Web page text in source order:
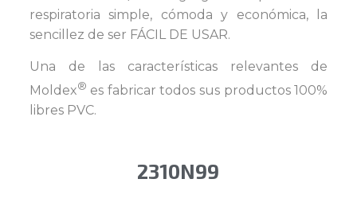
respiratoria simple, cómoda y económica, la
sencillez de ser FÁCIL DE USAR.
Una de las características relevantes de
Moldex® es fabricar todos sus productos 100%
libres PVC.
2310N99